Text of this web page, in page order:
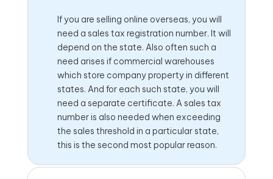
If you are selling online overseas, you will
need a sales tax registration number. It will
depend on the state. Also often such a
need arises if commercial warehouses
which store company property in different
states. And for each such state, you will
need a separate certificate. A sales tax
number is also needed when exceeding
the sales threshold in a particular state,
this is the second most popular reason.